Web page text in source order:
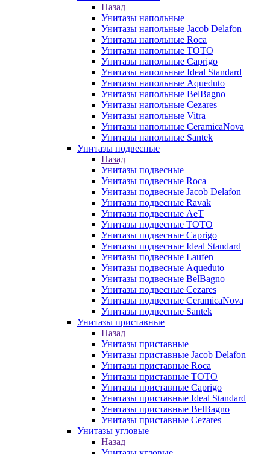
Назад
Унитазы напольные
Унитазы напольные Jacob Delafon
Унитазы напольные Roca
Унитазы напольные TOTO
Унитазы напольные Caprigo
Унитазы напольные Ideal Standard
Унитазы напольные Aqueduto
Унитазы напольные BelBagno
Унитазы напольные Cezares
Унитазы напольные Vitra
Унитазы напольные CeramicaNova
Унитазы напольные Santek
Унитазы подвесные
Назад
Унитазы подвесные
Унитазы подвесные Roca
Унитазы подвесные Jacob Delafon
Унитазы подвесные Ravak
Унитазы подвесные AeT
Унитазы подвесные TOTO
Унитазы подвесные Caprigo
Унитазы подвесные Ideal Standard
Унитазы подвесные Laufen
Унитазы подвесные Aqueduto
Унитазы подвесные BelBagno
Унитазы подвесные Cezares
Унитазы подвесные CeramicaNova
Унитазы подвесные Santek
Унитазы приставные
Назад
Унитазы приставные
Унитазы приставные Jacob Delafon
Унитазы приставные Roca
Унитазы приставные TOTO
Унитазы приставные Caprigo
Унитазы приставные Ideal Standard
Унитазы приставные BelBagno
Унитазы приставные Cezares
Унитазы угловые
Назад